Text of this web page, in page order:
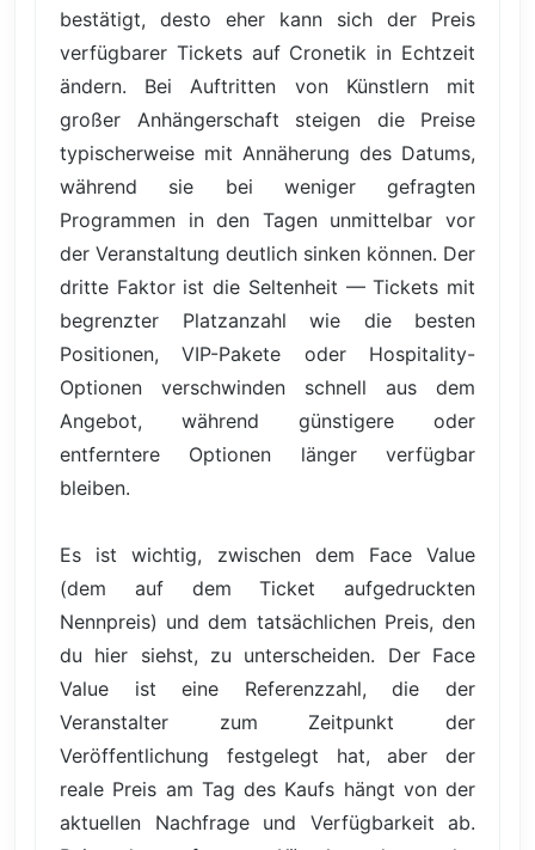
bestätigt, desto eher kann sich der Preis
verfügbarer Tickets auf Cronetik in Echtzeit
ändern. Bei Auftritten von Künstlern mit
großer Anhängerschaft steigen die Preise
typischerweise mit Annäherung des Datums,
während sie bei weniger gefragten
Programmen in den Tagen unmittelbar vor
der Veranstaltung deutlich sinken können. Der
dritte Faktor ist die Seltenheit — Tickets mit
begrenzter Platzanzahl wie die besten
Positionen, VIP-Pakete oder Hospitality-
Optionen verschwinden schnell aus dem
Angebot, während günstigere oder
entferntere Optionen länger verfügbar
bleiben.
Es ist wichtig, zwischen dem Face Value
(dem auf dem Ticket aufgedruckten
Nennpreis) und dem tatsächlichen Preis, den
du hier siehst, zu unterscheiden. Der Face
Value ist eine Referenzzahl, die der
Veranstalter zum Zeitpunkt der
Veröffentlichung festgelegt hat, aber der
reale Preis am Tag des Kaufs hängt von der
aktuellen Nachfrage und Verfügbarkeit ab.